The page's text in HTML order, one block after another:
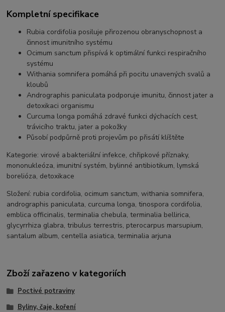
Kompletní specifikace
Rubia cordifolia posiluje přirozenou obranyschopnost a
činnost imunitního systému
Ocimum sanctum přispívá k optimální funkci respiračního
systému
Withania somnifera pomáhá při pocitu unavených svalů a
kloubů
Andrographis paniculata podporuje imunitu, činnost jater a
detoxikaci organismu
Curcuma longa pomáhá zdravé funkci dýchacích cest,
trávicího traktu, jater a pokožky
Působí podpůrně proti projevům po přisátí klíštěte
Kategorie: virové a bakteriální infekce, chřipkové příznaky,
mononukleóza, imunitní systém, bylinné antibiotikum, lymská
borelióza, detoxikace
Složení: rubia cordifolia, ocimum sanctum, withania somnifera,
andrographis paniculata, curcuma longa, tinospora cordifolia,
emblica officinalis, terminalia chebula, terminalia bellirica,
glycyrrhiza glabra, tribulus terrestris, pterocarpus marsupium,
santalum album, centella asiatica, terminalia arjuna
Zboží zařazeno v kategoriích
Poctivé potraviny
Byliny, čaje, koření